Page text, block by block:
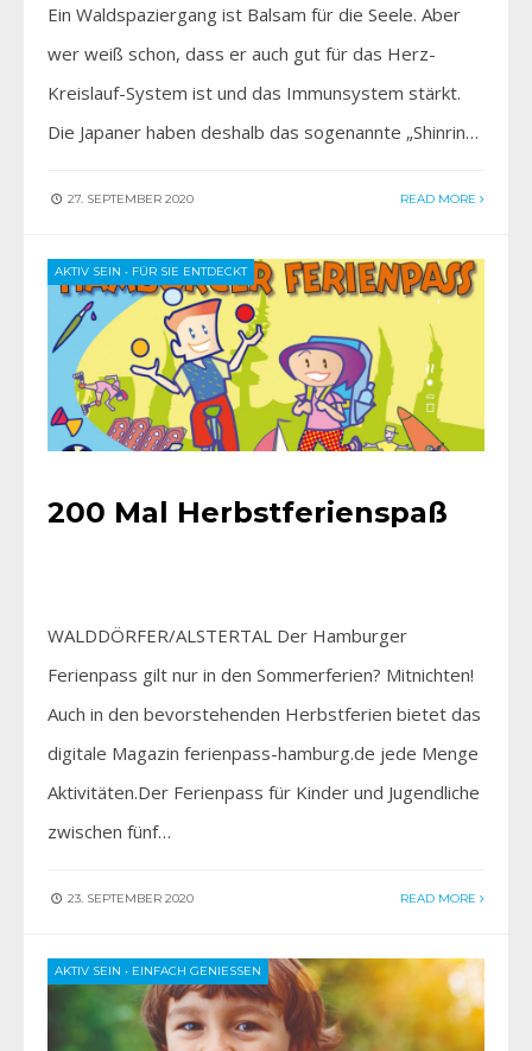
Ein Waldspaziergang ist Balsam für die Seele. Aber
wer weiß schon, dass er auch gut für das Herz-
Kreislauf-System ist und das Immunsystem stärkt.
Die Japaner haben deshalb das sogenannte „Shinrin…
27. SEPTEMBER 2020 READ MORE
AKTIV SEIN • FÜR SIE ENTDECKT
200 Mal Herbstferienspaß
WALDDÖRFER/ALSTERTAL Der Hamburger
Ferienpass gilt nur in den Sommerferien? Mitnichten!
Auch in den bevorstehenden Herbstferien bietet das
digitale Magazin ferienpass-hamburg.de jede Menge
Aktivitäten.Der Ferienpass für Kinder und Jugendliche
zwischen fünf…
23. SEPTEMBER 2020 READ MORE
AKTIV SEIN • EINFACH GENIESSEN